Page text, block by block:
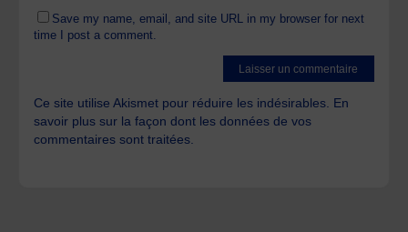
Save my name, email, and site URL in my browser for next
time I post a comment.
Ce site utilise Akismet pour réduire les indésirables. En
savoir plus sur la façon dont les données de vos
commentaires sont traitées.